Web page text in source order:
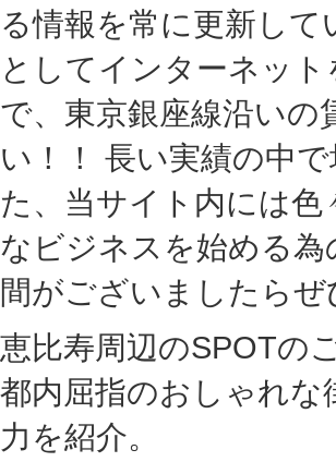
る情報を常に更新し
としてインターネッ
で、東京銀座線沿い
い！！ 長い実績の中
た、当サイト内には
なビジネスを始める
間がございましたら
恵比寿周辺のSPOTの
都内屈指のおしゃれな
力を紹介。